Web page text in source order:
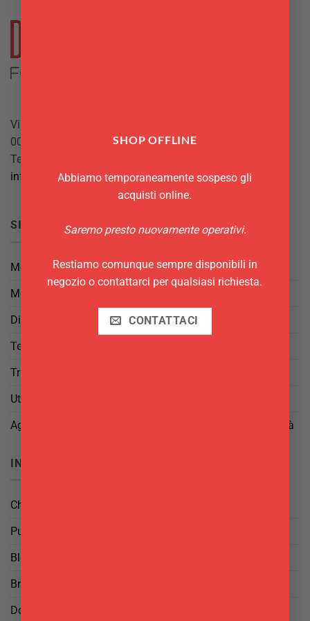
SHOP OFFLINE
Abbiamo temporaneamente sospeso gli
acquisti online.
Saremo presto nuovamente operativi.
Restiamo comunque sempre disponibili in
negozio o contattarci per qualsiasi richiesta.
CONTATTACI
Via Giuseppe Mazzini, 10
00042 Anzio (RM)
Tel.
info@delgattoforniture.it
SICUREZZA
Metodi di Pagamento
Metodi di Spedizione
Diritto di Reso
Termini e Condizioni
Trattamento dei Dati
Utilizzo di cookies
Aggiorna le tue preferenze di tracciamento della pubblicità
INFO
Chi Siamo
Punti Vendita
Blog
Brand
Domande frequenti